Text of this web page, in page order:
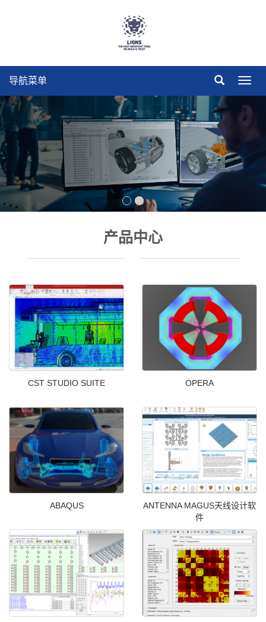
导
菜
单
导航菜单
产品中心
———————————— ————————————
CST STUDIO SUITE OPERA
ABAQUS
ANTENNA MAGUS天线设计软
件